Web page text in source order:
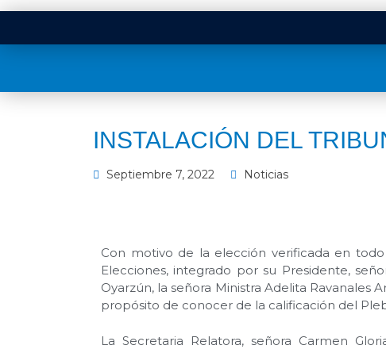
INSTALACIÓN DEL
Septiembre 7, 2022 Noticias
Con motivo de la elección verificada en
Elecciones, integrado por su Presidente,
Oyarzún, la señora Ministra Adelita Ravanales
propósito de conocer de la calificación del
La Secretaria Relatora, señora Carmen